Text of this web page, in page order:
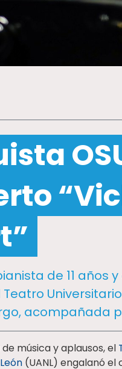
de 11 años
acompañada
música y aplausos, el
(UANL) engalanó el